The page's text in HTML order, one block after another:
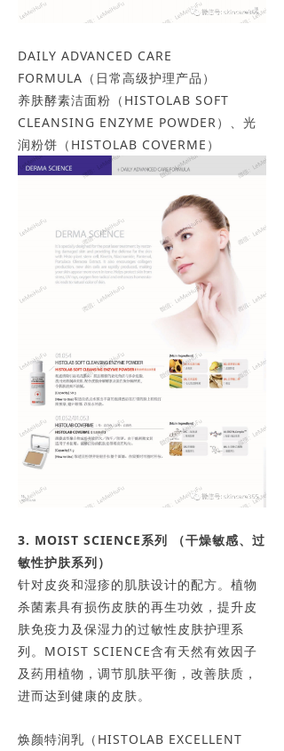
DAILY ADVANCED CARE
FORMULA（日常高级护理产品）
养肤酵素洁面粉（HISTOLAB SOFT
CLEANSING ENZYME POWDER）、光
润粉饼（HISTOLAB COVERME）
3. MOIST SCIENCE系列 （干燥敏感、过
敏性护肤系列）
针对皮炎和湿疹的肌肤设计的配方。植物
杀菌素具有损伤皮肤的再生功效，提升皮
肤免疫力及保湿力的过敏性皮肤护理系
列。MOIST SCIENCE含有天然有效因子
及药用植物，调节肌肤平衡，改善肤质，
进而达到健康的皮肤。
焕颜特润乳（HISTOLAB EXCELLENT